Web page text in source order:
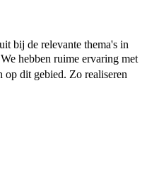
bij de relevante thema's in
We hebben ruime ervaring met
op dit gebied. Zo realiseren